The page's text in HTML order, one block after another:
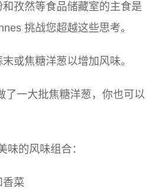
孜然等食品储藏室的主食是
挑战您超越这些思考。
或焦糖洋葱以增加风味。
了一大批焦糖洋葱，你也可以
味的风味组合：
香菜